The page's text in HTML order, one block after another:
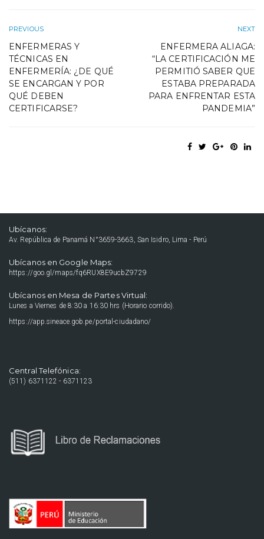
PREVIOUS
ENFERMERAS Y
TÉCNICAS EN
ENFERMERÍA: ¿DE QUÉ
SE ENCARGAN Y POR
QUÉ DEBEN
CERTIFICARSE?
NEXT
ENFERMERA ALIAGA:
“LA CERTIFICACIÓN ME
PERMITIÓ SABER QUE
ESTABA PREPARADA
PARA ENFRENTAR ESTA
PANDEMIA”
Ubícanos:
Av. República de Panamá N°3659-3663, San Isidro, Lima - Perú
Ubícanos en Google Maps:
https://goo.gl/maps/fq6RUX8E9ucbZ9729
Ubícanos en Mesa de Partes Virtual:
Lunes a Viernes de 8:30 a 16:30 hrs (Horario corrido).
https://app.sineace.gob.pe/portal-ciudadano/
Central Telefónica:
(511) 6371122 - 6371123